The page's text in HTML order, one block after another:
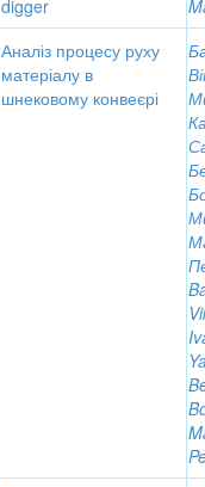
digger
Аналіз процесу руху
матеріалу в
шнековому конвеєрі